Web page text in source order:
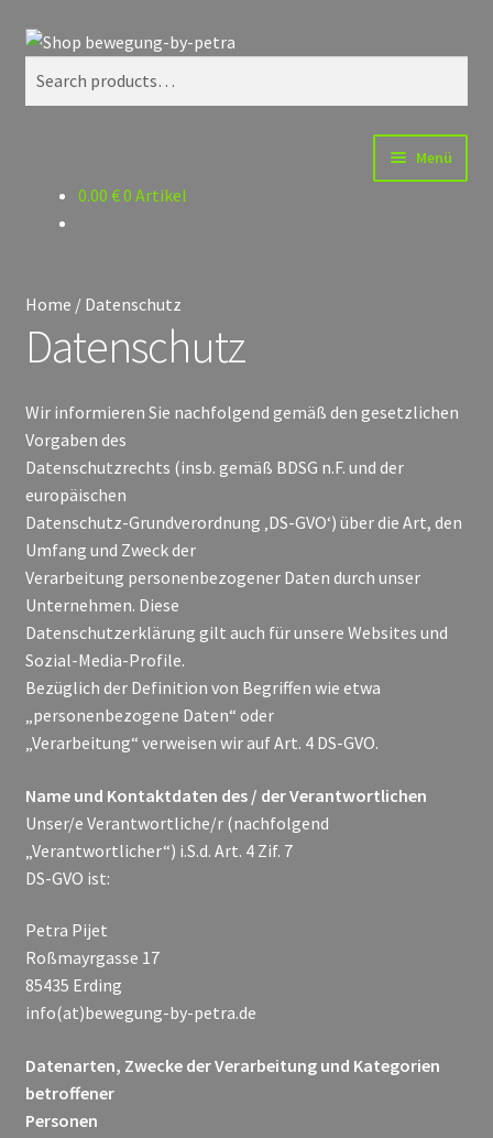
Zur
Zum
Search
Menü
Impressum
Kontakt
Mein Konto
Warenkorb
0.00 €0 Artikel
Home / Datenschutz
Datenschutz
Wir informieren Sie nachfolgend gemäß den gesetzlichen
Vorgaben des
Datenschutzrechts (insb. gemäß BDSG n.F. und der
europäischen
Datenschutz-Grundverordnung ‚DS-GVO‘) über die Art, den
Umfang und Zweck der
Verarbeitung personenbezogener Daten durch unser
Unternehmen. Diese
Datenschutzerklärung gilt auch für unsere Websites und
Sozial-Media-Profile.
Bezüglich der Definition von Begriffen wie etwa
„personenbezogene Daten“ oder
„Verarbeitung“ verweisen wir auf Art. 4 DS-GVO.
Name und Kontaktdaten des / der Verantwortlichen
Unser/e Verantwortliche/r (nachfolgend
„Verantwortlicher“) i.S.d. Art. 4 Zif. 7
DS-GVO ist:
Petra Pijet
Roßmayrgasse 17
85435 Erding
info(at)bewegung-by-petra.de
Datenarten, Zwecke der Verarbeitung und Kategorien
betroffener
Personen